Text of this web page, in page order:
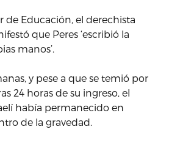
de Educación, el derechista
que Peres ‘escribió la
manos’.
y pese a que se temió por
24 horas de su ingreso, el
había permanecido en
de la gravedad.